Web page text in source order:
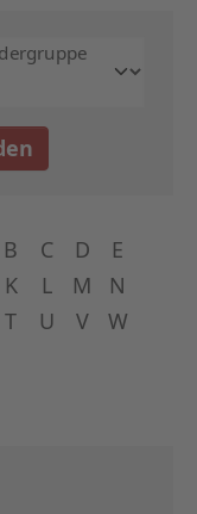
B C D
E
K L M
N
T U V
W